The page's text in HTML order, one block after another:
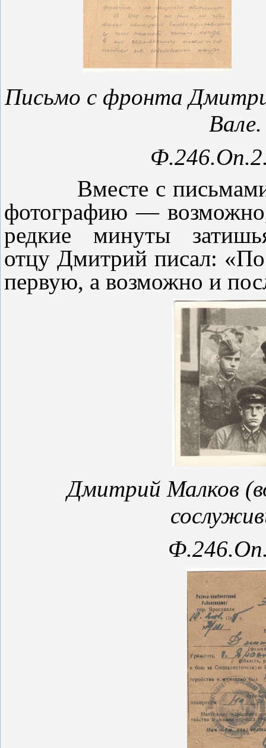
Письмо с фронта
Вместе с письмами
фотографию —
редкие минуты
отцу Дмитрий писал:
первую, а возможно и
Дмитрий Малков